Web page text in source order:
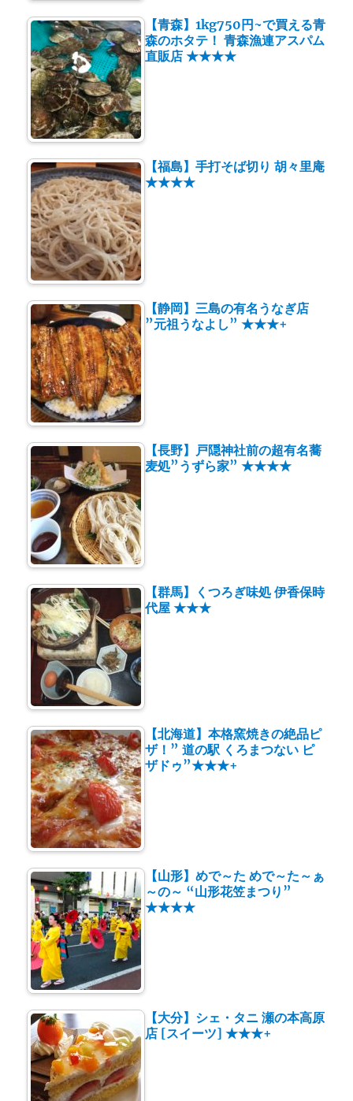
【青森】1kg750円~で買える青
森のホタテ！ 青森漁連アスパム
直販店 ★★★★
【福島】手打そば切り 胡々里庵
★★★★
【静岡】三島の有名うなぎ店
”元祖うなよし” ★★★+
【長野】戸隠神社前の超有名蕎
麦処”うずら家” ★★★★
【群馬】くつろぎ味処 伊香保時
代屋 ★★★
【北海道】本格窯焼きの絶品ピ
ザ！” 道の駅 くろまつない ピ
ザドゥ”★★★+
【山形】めで～た めで～た～ぁ
～の～ “山形花笠まつり”
★★★★
【大分】シェ・タニ 瀬の本高原
店 [スイーツ] ★★★+